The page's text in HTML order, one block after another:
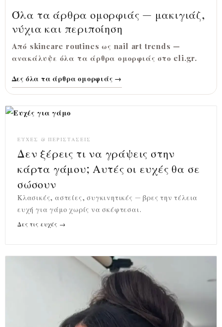
Όλα τα άρθρα ομορφιάς — μακιγιάζ,
νύχια και περιποίηση
Από skincare routines ως nail art trends —
ανακάλυψε όλα τα άρθρα ομορφιάς στο eli.gr.
Δες όλα τα άρθρα ομορφιάς →
ΕΥΧΈΣ & ΠΕΡΙΣΤΆΣΕΙΣ
Δεν ξέρεις τι να γράψεις στην
κάρτα γάμου; Αυτές οι ευχές θα σε
σώσουν
Κλασικές, αστείες, συγκινητικές — βρες την τέλεια
ευχή για γάμο χωρίς να σκέφτεσαι.
Δες τις ευχές →